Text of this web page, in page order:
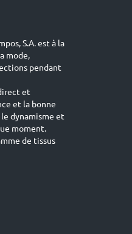
S.A. est à la
mode,
pendant
et
et la bonne
dynamisme et
moment.
de tissus